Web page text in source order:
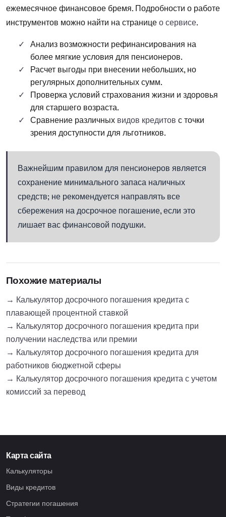
ежемесячное финансовое бремя. Подробности о работе
инструментов можно найти на страницео сервисе.
Анализ возможности рефинансирования на
более мягкие условия для пенсионеров.
Расчет выгоды при внесении небольших, но
регулярных дополнительных сумм.
Проверка условий страхования жизни и здоровья
для старшего возраста.
Сравнение различных видов кредитов с точки
зрения доступности для льготников.
Важнейшим правилом для пенсионеров является
сохранение минимального запаса наличных
средств; не рекомендуется направлять все
сбережения на досрочное погашение, если это
лишает вас финансовой подушки.
Похожие материалы
→ Калькулятор досрочного погашения кредита с
плавающей процентной ставкой
→ Калькулятор досрочного погашения кредита при
получении наследства или премии
→ Калькулятор досрочного погашения кредита для
работников бюджетной сферы
→ Калькулятор досрочного погашения кредита с учетом
комиссий за перевод
Карта сайта
Калькуляторы
Виды кредитов
Стратегии погашения